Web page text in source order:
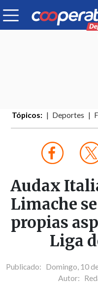
Tópicos: Deportes
Audax
Limache
propias
Liga
Publicado: Domingo, 10
Autor: